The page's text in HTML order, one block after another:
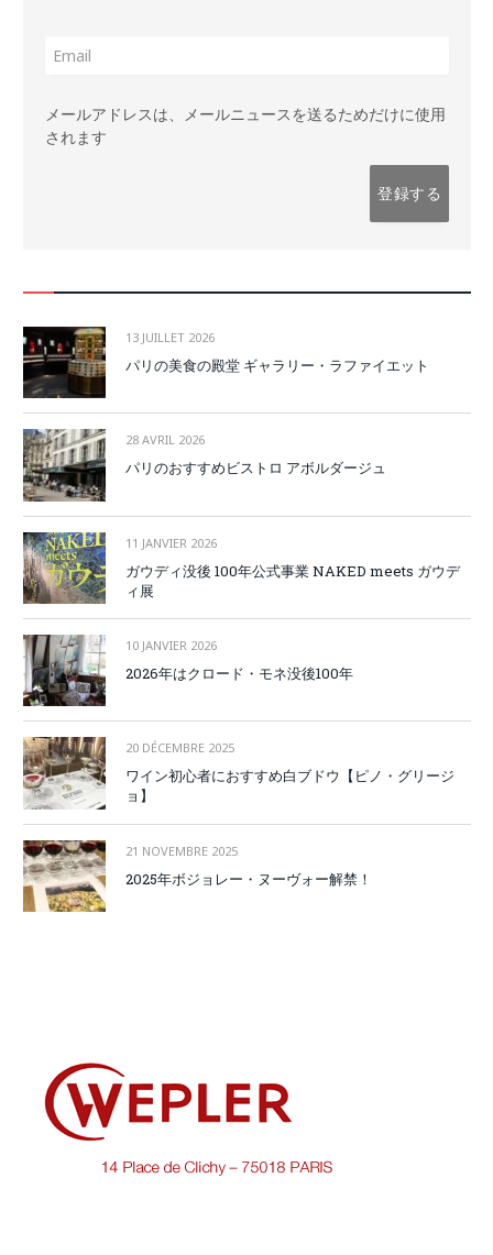
メールアドレスは、メールニュースを送るためだけに使用
されます
13 JUILLET 2026
パリの美食の殿堂 ギャラリー・ラファイエット
28 AVRIL 2026
パリのおすすめビストロ アボルダージュ
11 JANVIER 2026
ガウディ没後 100年公式事業 NAKED meets ガウデ
ィ展
10 JANVIER 2026
2026年はクロード・モネ没後100年
20 DÉCEMBRE 2025
ワイン初心者におすすめ白ブドウ【ピノ・グリージ
ョ】
21 NOVEMBRE 2025
2025年ボジョレー・ヌーヴォー解禁！